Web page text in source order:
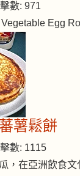
數: 971
Vegetable Egg
薯鬆餅
數: 1115
，在亞洲飲食